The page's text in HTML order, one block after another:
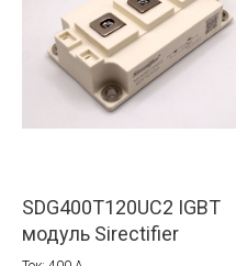
SDG400T120UC2 IGBT
модуль Sirectifier